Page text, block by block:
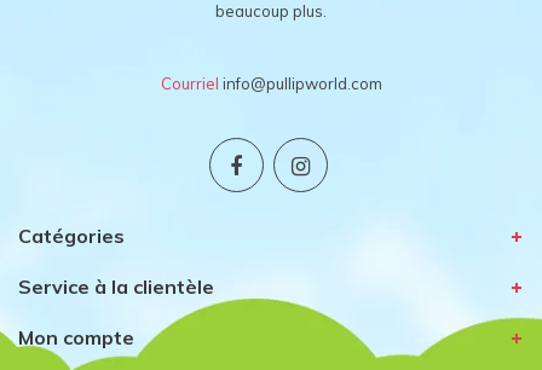
beaucoup plus.
Courriel info@pullipworld.com
Catégories
Service à la clientèle
Mon compte